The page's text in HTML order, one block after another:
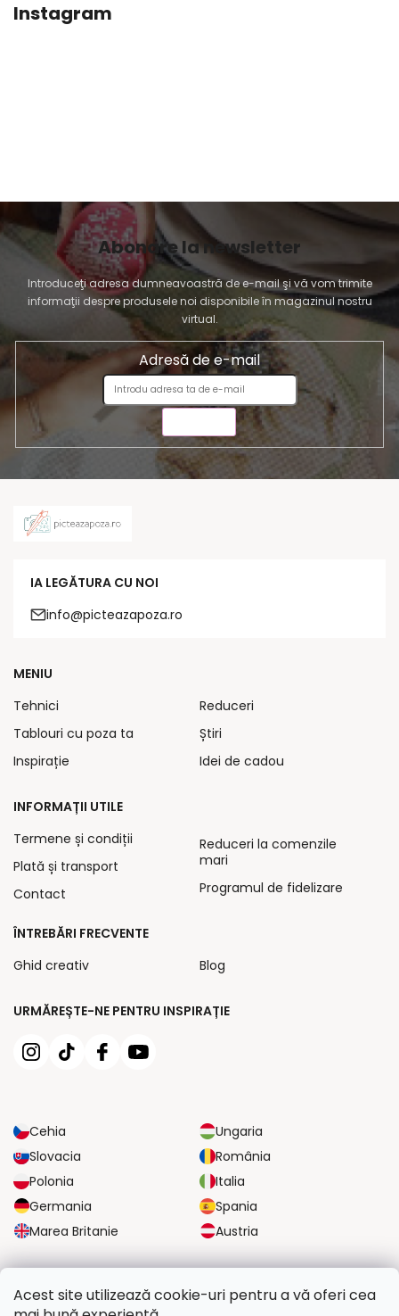
Acest site utilizează cookie-uri pentru a vă oferi cea
Instagram
Abonare la newsletter
Introduceţi adresa dumneavoastră de e-mail şi vă vom trimite
informaţii despre produsele noi disponibile în magazinul nostru
virtual.
Adresă de e-mail
IA LEGĂTURA CU NOI
info@picteazapoza.ro
URMĂREȘTE-NE PENTRU INSPIRAȚIE
Cehia
Ungaria
Slovacia
România
Polonia
Italia
Germania
Spania
Marea Britanie
Austria
MENIU
Tehnici
Tablouri cu poza ta
Inspirație
Reduceri
Știri
Idei de cadou
INFORMAȚII UTILE
Termene și condiții
Plată și transport
Contact
Reduceri la comenzile
mari
Programul de fidelizare
ÎNTREBĂRI FRECVENTE
Ghid creativ
Blog